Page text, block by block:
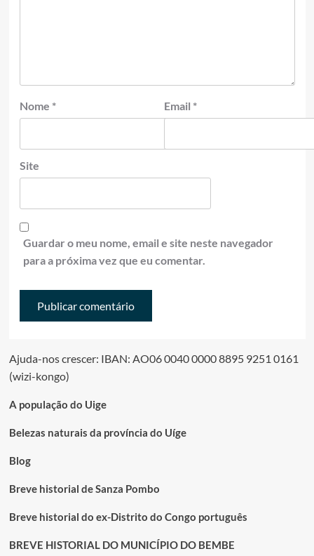
Nome * Email *
Site
Guardar o meu nome, email e site neste navegador
para a próxima vez que eu comentar.
Ajuda-nos crescer: IBAN: AO06 0040 0000 8895 9251 0161
(wizi-kongo)
A população do Uige
Belezas naturais da província do Uíge
Blog
Breve historial de Sanza Pombo
Breve historial do ex-Distrito do Congo português
BREVE HISTORIAL DO MUNICÍPIO DO BEMBE